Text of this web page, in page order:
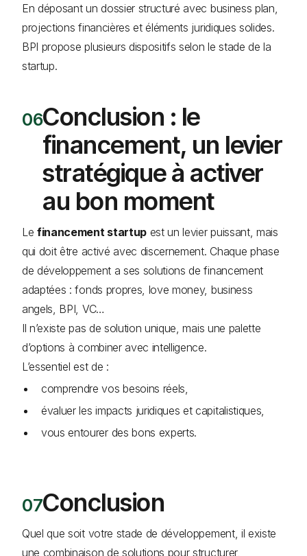
En déposant un dossier structuré avec business plan,
projections financières et éléments juridiques solides.
BPI propose plusieurs dispositifs selon le stade de la
startup.
Conclusion : le
financement, un levier
stratégique à activer
au bon moment
Lefinancement startupest un levier puissant, mais
qui doit être activé avec discernement. Chaque phase
de développement a ses solutions de financement
adaptées : fonds propres, love money, business
angels, BPI, VC…
Il n’existe pas de solution unique, mais une palette
d’options à combiner avec intelligence.
L’essentiel est de :
comprendre vos besoins réels,
évaluer les impacts juridiques et capitalistiques,
vous entourer des bons experts.
Conclusion
Quel que soit votre stade de développement, il existe
une combinaison de solutions pour structurer,